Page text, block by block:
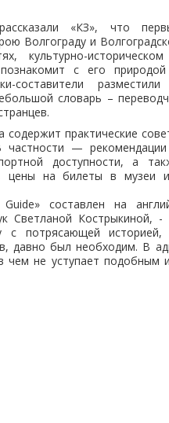
«КЗ», что
Волгограду и
культурно-
с его
составители
словарь –
практические
частности —
доступности, а
цены на билеты в музеи
составлен на
Светланой Кострыкиной,
потрясающей историей,
давно был необходим. В
чем не уступает подобным